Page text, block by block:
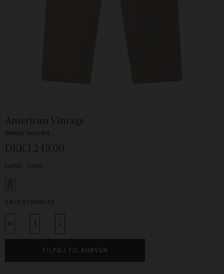
American Vintage
Namaz trousers
DKK 1.249,00
FARVE: LIANE
VÆLG STØRRELSE
XS S